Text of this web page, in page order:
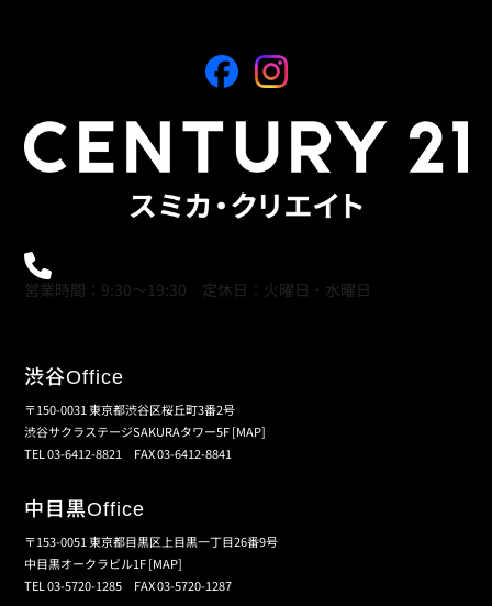
営業時間：9:30～19:30 定休日：火曜日・水曜日
渋谷Office
〒150-0031 東京都渋谷区桜丘町3番2号
渋谷サクラステージSAKURAタワー5F[MAP]
TEL 03-6412-8821 FAX 03-6412-8841
中目黒Office
〒153-0051 東京都目黒区上目黒一丁目26番9号
中目黒オークラビル1F[MAP]
TEL 03-5720-1285 FAX 03-5720-1287